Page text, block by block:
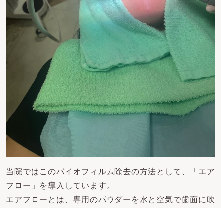
当院ではこのバイオフィルム除去の方法として、「エア
フロー」を導入しています。
エアフローとは、専用のパウダーを水と空気で歯面に吹